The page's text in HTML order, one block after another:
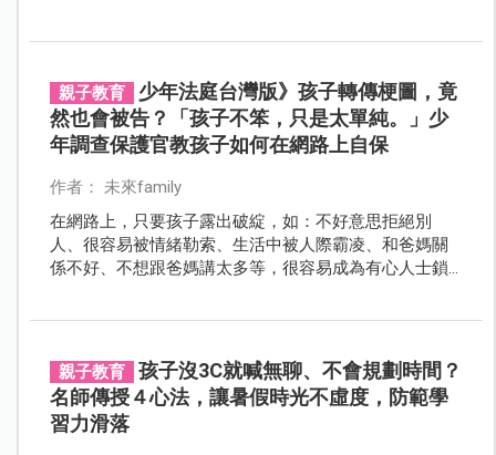
親子教育
少年法庭台灣版》孩子轉傳梗圖，竟
然也會被告？「孩子不笨，只是太單純。」少
年調查保護官教孩子如何在網路上自保
作者： 未來family
在網路上，只要孩子露出破綻，如：不好意思拒絕別
人、很容易被情緒勒索、生活中被人際霸凌、和爸媽關
係不好、不想跟爸媽講太多等，很容易成為有心人士鎖
親子教育
孩子沒3C就喊無聊、不會規劃時間？
名師傳授４心法，讓暑假時光不虛度，防範學
習力滑落